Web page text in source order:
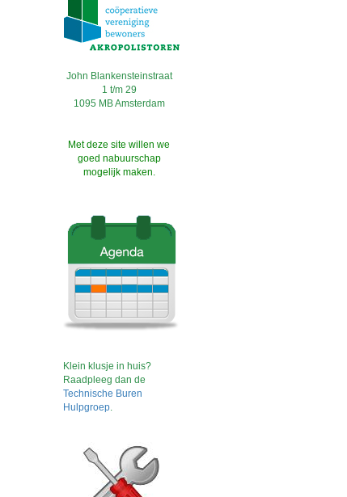
John Blankensteinstraat
1 t/m 29
1095 MB Amsterdam
Met deze site willen we
goed nabuurschap
mogelijk maken.
Klein klusje in huis?
Raadpleeg dan de
Technische Buren
Hulpgroep.